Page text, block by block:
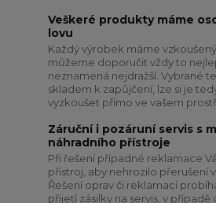
Veškeré produkty máme
lovu
Každý výrobek máme
můžeme doporučit vždy to
neznamená nejdražší. Vybrané
skladem k zapůjčení, lze si je
vyzkoušet přímo ve vašem
Záruční i pozáruní servis s
náhradního přístroje
Při řešení případné reklamace
přístroj, aby nehrozilo přerušení
Řešení oprav či reklamací
přijetí zásilky na servis, v případě